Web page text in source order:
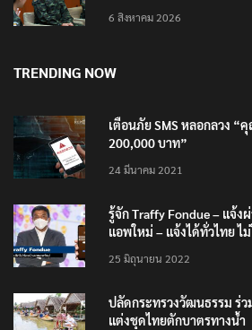
6 สิงหาคม 2026
TRENDING NOW
เตือนภัย SMS หลอกลวง “
200,000 บาท”
24 มีนาคม 2021
รู้จัก Traffy Fondue – แจ้ง
แอพใหม่ – แจ้งได้ทั่วไทย ไ
25 มิถุนายน 2022
ปลัดกระทรวงวัฒนธรรม ร่ว
แต่งชุดไทยตักบาตรทางน้ำ